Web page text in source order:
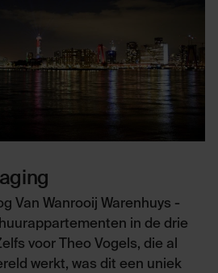
Van Wanrooij Warenhuys -
in de drie
voor Theo Vogels, die al
werkt, was dit een uniek